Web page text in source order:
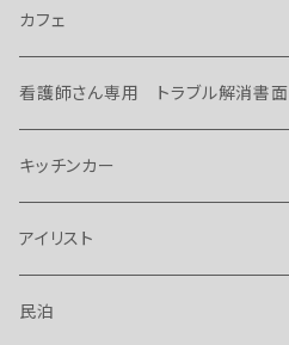
カフェ
看護師さん専用 トラブル解消書面
キッチンカー
アイリスト
民泊